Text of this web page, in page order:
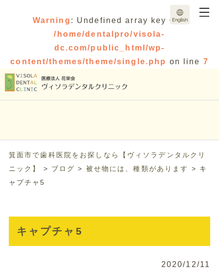
Warning : Undefined array key 0 in
/home/dentalpro/visola-
dc.com/public_html/wp-
content/themes/theme/single.php on line 7
箕面市で歯科医院をお探しなら【ヴィソラデンタルクリ
ニック】
> ブログ > 被せ物には、種類があります > キ
ャプチャ5
キャプチャ5
2020/12/11